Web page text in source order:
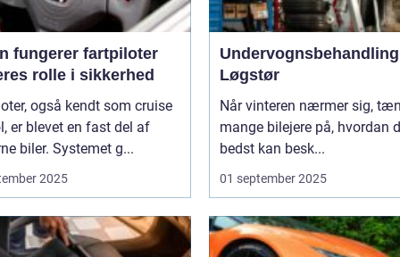
fungerer fartpiloter
rolle i sikkerhed
også kendt som cruise
er blevet en fast del af
biler. Systemet g...
2025
Løgstør
Når vinteren nærmer sig,
mange bilejere på, hvordan
bedst kan besk...
01 september 2025